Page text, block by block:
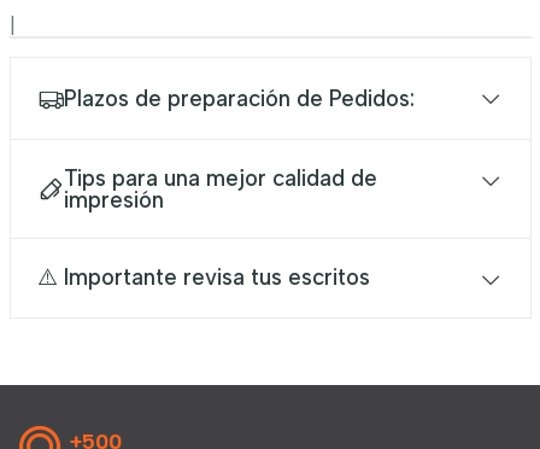
Plazos de preparación de Pedidos:
Tips para una mejor calidad de
impresión
⚠️ Importante revisa tus escritos
+500